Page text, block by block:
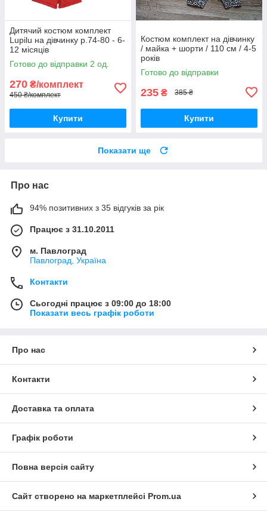
Дитячий костюм комплект
Lupilu на дівчинку р.74-80 - 6-
12 місяців
Готово до відправки 2 од.
270 ₴/комплект
450 ₴/комплект
Купити
Костюм комплект на дівчинку
/ майка + шорти / 110 см / 4-5
років
Готово до відправки
235 ₴ 385 ₴
Купити
Показати ще
Про нас
94% позитивних з 35 відгуків за рік
Працює з 31.10.2011
м. Павлоград
Павлоград, Україна
Контакти
Сьогодні працює з 09:00 до 18:00
Показати весь графік роботи
Про нас
Контакти
Доставка та оплата
Графік роботи
Повна версія сайту
Сайт створено на маркетплейсі Prom.ua